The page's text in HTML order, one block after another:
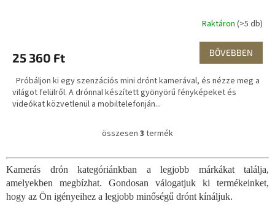
Raktáron (>5 db)
25 360 Ft BŐVEBBEN
Próbáljon ki egy szenzációs mini drónt kamerával, és nézze meg a
világot felülről. A drónnal készített gyönyörű fényképeket és
videókat közvetlenül a mobiltelefonján...
L
s
t
a
i
összesen 3 termék
Kamerás drón kategóriánkban a legjobb márkákat találja,
amelyekben megbízhat. Gondosan válogatjuk ki termékeinket,
hogy az Ön igényeihez a legjobb minőségű drónt kínáljuk.